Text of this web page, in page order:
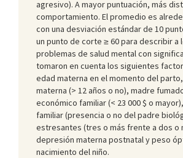
agresivo). A mayor puntuación, más
comportamiento. El promedio es
con una desviación estándar de 10
un punto de corte ≥ 60 para describir a
problemas de salud mental con
tomaron en cuenta los siguientes
edad materna en el momento del
materna (> 12 años o no), madre
económico familiar (< 23 000 $ o
familiar (presencia o no del padre
estresantes (tres o más frente a dos o
depresión materna postnatal y peso
nacimiento del niño.